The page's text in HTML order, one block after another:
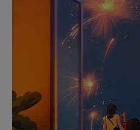
ATIVÁ-
LO